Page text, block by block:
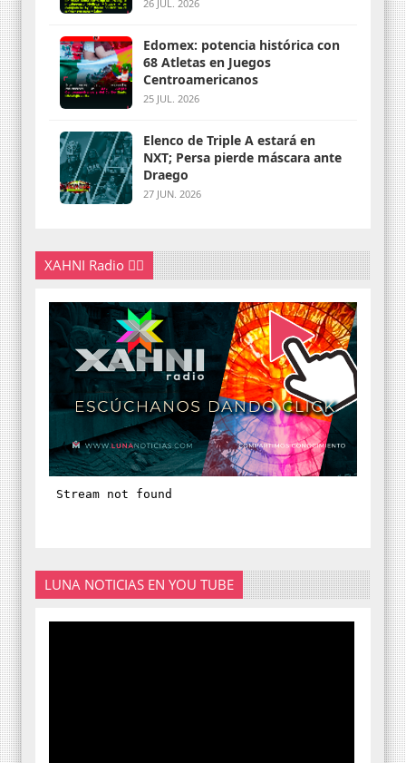
26 JUL. 2026
Edomex: potencia histórica con
68 Atletas en Juegos
Centroamericanos
25 JUL. 2026
Elenco de Triple A estará en
NXT; Persa pierde máscara ante
Draego
27 JUN. 2026
XAHNI Radio 👇🏽
LUNA NOTICIAS EN YOU TUBE